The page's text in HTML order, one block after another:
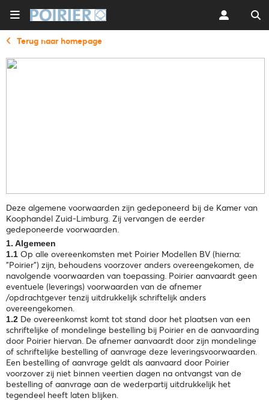
Terug naar homepage
Deze algemene voorwaarden zijn gedeponeerd bij de Kamer van
Koophandel Zuid-Limburg. Zij vervangen de eerder
gedeponeerde voorwaarden.
1. Algemeen
1.1 Op alle overeenkomsten met Poirier Modellen BV (hierna:
"Poirier") zijn, behoudens voorzover anders overeengekomen, de
navolgende voorwaarden van toepassing. Poirier aanvaardt geen
eventuele (leverings) voorwaarden van de afnemer
/opdrachtgever tenzij uitdrukkelijk schriftelijk anders
overeengekomen.
1.2 De overeenkomst komt tot stand door het plaatsen van een
schriftelijke of mondelinge bestelling bij Poirier en de aanvaarding
door Poirier hiervan. De afnemer aanvaardt door zijn mondelinge
of schriftelijke bestelling of aanvrage deze leveringsvoorwaarden.
Een bestelling of aanvrage geldt als aanvaard door Poirier
voorzover zij niet binnen veertien dagen na ontvangst van de
bestelling of aanvrage aan de wederpartij uitdrukkelijk het
tegendeel heeft laten blijken.